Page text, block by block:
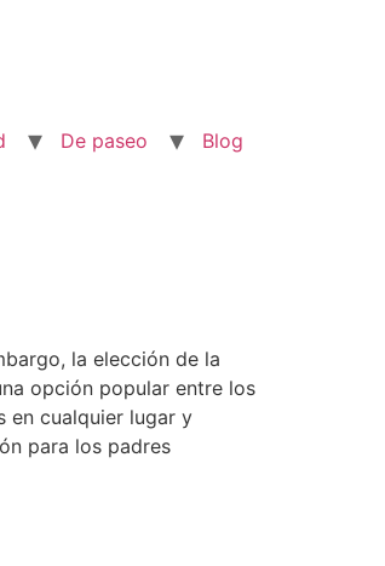
De paseo Blog
la elección de la
opción popular entre los
en cualquier lugar y
para los padres